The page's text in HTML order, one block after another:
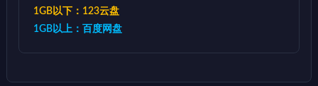
1GB以下：123云盘
1GB以上：百度网盘